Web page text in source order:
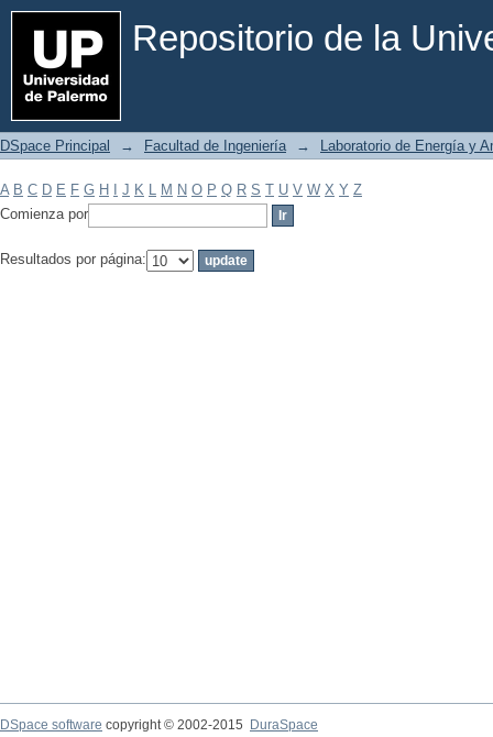
Repositorio de la
Filtrar por: Materia
DSpace Principal → Facultad de Ingeniería → Laboratorio de Energía y
A B C D E F G H J K L M N O P Q R S T U V W X Y Z
Comienza por
Resultados por página:
DSpace software copyright © 2002-2015
DuraSpace